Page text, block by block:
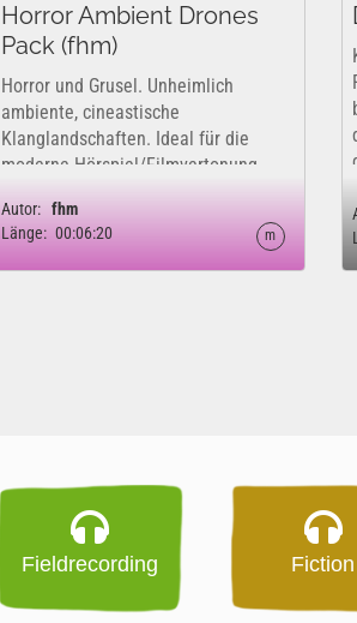
Horror Ambient Drones
Pack (fhm)
Horror und Grusel. Unheimlich
ambiente, cineastische
Klanglandschaften. Ideal für die
moderne Hörspiel/Filmvertonung
nostalgisches "à la Hitchcock" etc.
Frei für jeglich Verwendung (fhm).
Autor: fhm
Länge: 00:06:20 m
Fieldrecording Fiction